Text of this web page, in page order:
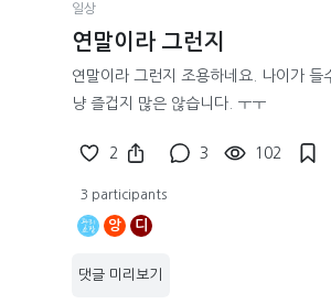
일상
연말이라 그런지
연말이라 그런지 조용하네요. 나이가 들
냥 즐겁지 많은 않습니다. ㅜㅜ
2 3 102
3 participants
앙 디
댓글 미리보기